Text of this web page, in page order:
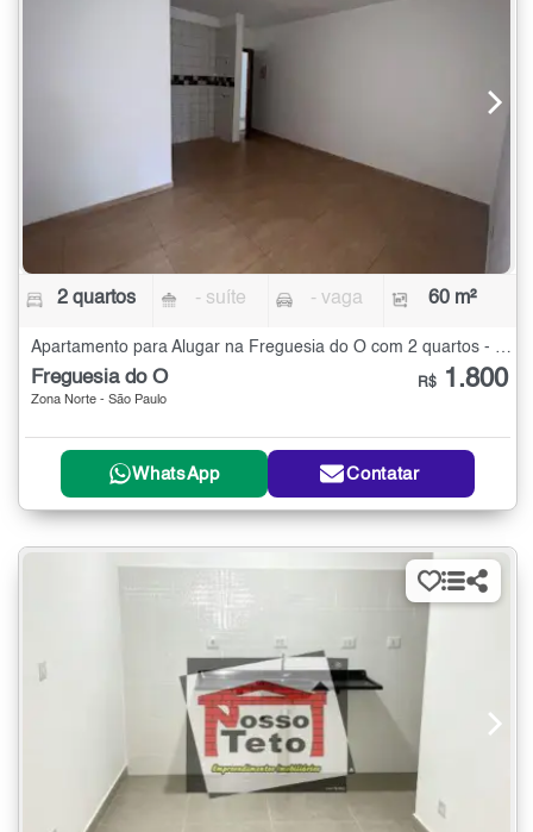
2 quartos - suíte - vaga 60 m²
Apartamento para Alugar na Freguesia do Ó com 2 quartos - 60 m²
Freguesia do Ó
Zona Norte - São Paulo
R$ 1.800
WhatsApp Contatar